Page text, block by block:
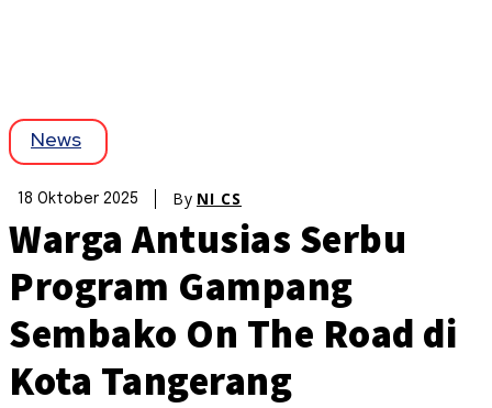
News
18 Oktober 2025 By NI CS
Warga Antusias Serbu
Program Gampang
Sembako On The Road di
Kota Tangerang